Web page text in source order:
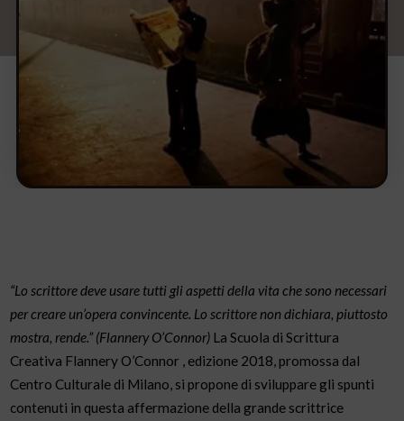
“Lo scrittore deve usare tutti gli aspetti della vita che sono necessari
per creare un’opera convincente. Lo scrittore non dichiara, piuttosto
mostra, rende.” (Flannery O’Connor) La Scuola di Scrittura
Creativa Flannery O’Connor , edizione 2018, promossa dal
Centro Culturale di Milano, si propone di sviluppare gli spunti
contenuti in questa affermazione della grande scrittrice